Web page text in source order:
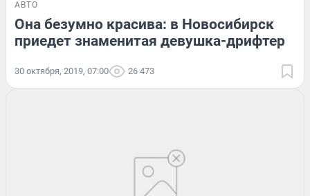
АВТО
Она безумно красива: в Новосибирск
приедет знаменитая девушка-дрифтер
30 октября, 2019, 07:00 26 473